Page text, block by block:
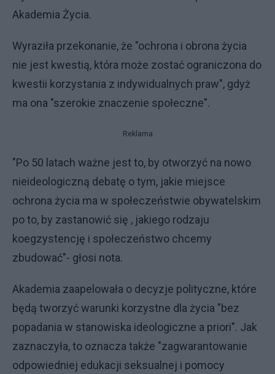
Akademia Życia.
Wyraziła przekonanie, że "ochrona i obrona życia
nie jest kwestią, która może zostać ograniczona do
kwestii korzystania z indywidualnych praw", gdyż
ma ona "szerokie znaczenie społeczne".
Reklama
"Po 50 latach ważne jest to, by otworzyć na nowo
nieideologiczną debatę o tym, jakie miejsce
ochrona życia ma w społeczeństwie obywatelskim
po to, by zastanowić się , jakiego rodzaju
koegzystencję i społeczeństwo chcemy
zbudować"- głosi nota.
Akademia zaapelowała o decyzje polityczne, które
będą tworzyć warunki korzystne dla życia "bez
popadania w stanowiska ideologiczne a priori". Jak
zaznaczyła, to oznacza także "zagwarantowanie
odpowiedniej edukacji seksualnej i pomocy